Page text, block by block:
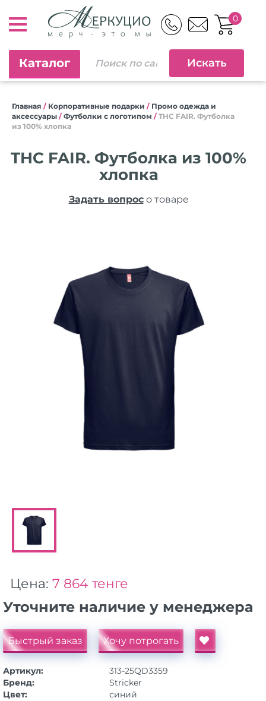
0
Каталог
Главная / Корпоративные подарки / Промо одежда и
аксессуары / Футболки с логотипом / THC FAIR. Футболка
из 100% хлопка
THC FAIR. Футболка из 100%
хлопка
Задать вопросо товаре
Цена: 7 864 тенге
Уточните наличие у менеджера
Быстрый заказ Хочу потрогать
Артикул:
313-25QD3359
Бренд:
Stricker
Цвет:
синий